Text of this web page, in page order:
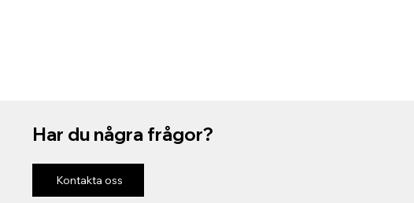
Har du några frågor?
Kontakta oss